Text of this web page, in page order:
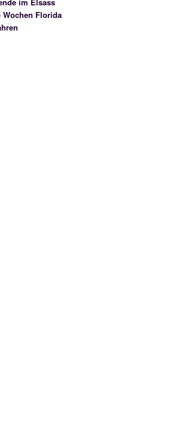
im Elsass
Wochen Florida